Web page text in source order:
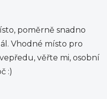
poměrně snadno
Vhodné místo pro
věřte mi, osobní
:)